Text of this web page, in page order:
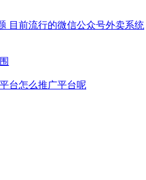
目前流行的微信公众号外卖系统
台怎么推广平台呢